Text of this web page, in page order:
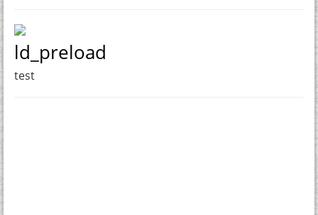
ld_preload
test